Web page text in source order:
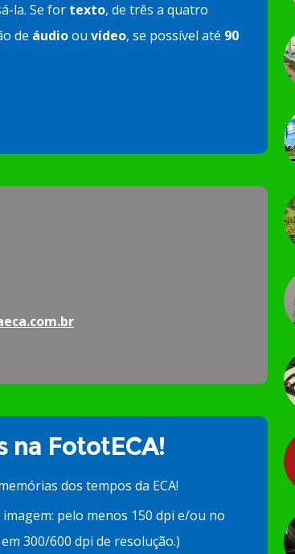
la. Se for texto, de três a quatro
de áudioou vídeo, se possível até 90
na FototECA!
dos tempos da ECA!
pelo menos 150 dpi e/ou no
300/600 dpi de resolução.)